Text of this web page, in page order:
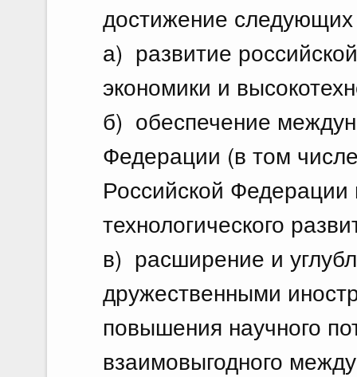
достижение следующих
а) развитие
экономики и
б) обеспечение
Федерации (в том
Российской Федерации
технологического
в) расширение и
дружественными
повышения научного
взаимовыгодного